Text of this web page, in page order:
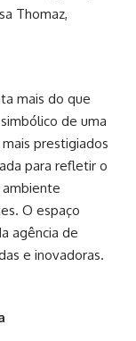
Thomaz,
mais do que
de uma
prestigiados
para refletir o
ambiente
O espaço
agência de
e inovadoras.